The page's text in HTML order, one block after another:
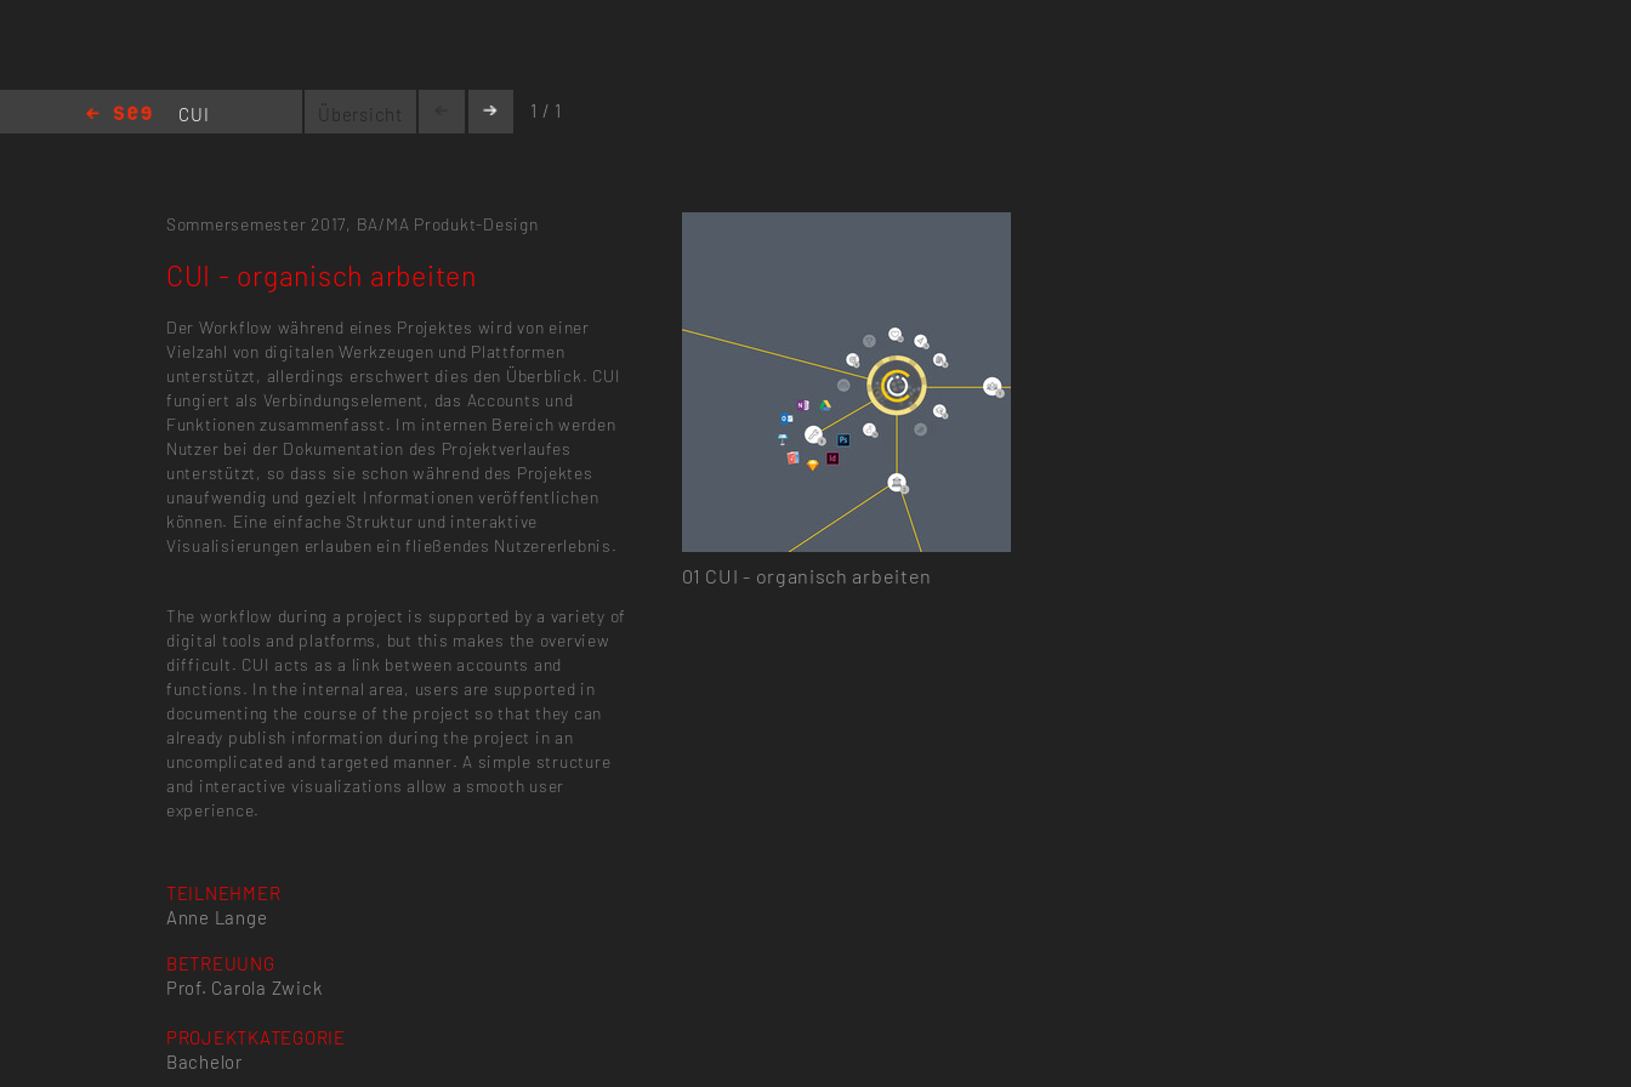
CUI
Übersicht 1 / 1
Sommersemester 2017, BA/MA Produkt-Design
CUI - organisch arbeiten
Der Workflow während eines Projektes wird von einer
Vielzahl von digitalen Werkzeugen und Plattformen
unterstützt, allerdings erschwert dies den Überblick. CUI
fungiert als Verbindungselement, das Accounts und
Funktionen zusammenfasst. Im internen Bereich werden
Nutzer bei der Dokumentation des Projektverlaufes
unterstützt, so dass sie schon während des Projektes
unaufwendig und gezielt Informationen veröffentlichen
können. Eine einfache Struktur und interaktive
Visualisierungen erlauben ein fließendes Nutzererlebnis.
The workflow during a project is supported by a variety of
digital tools and platforms, but this makes the overview
difficult. CUI acts as a link between accounts and
functions. In the internal area, users are supported in
documenting the course of the project so that they can
already publish information during the project in an
uncomplicated and targeted manner. A simple structure
and interactive visualizations allow a smooth user
experience.
TEILNEHMER
Anne Lange
BETREUUNG
Prof. Carola Zwick
PROJEKTKATEGORIE
Bachelor
01 CUI - organisch arbeiten